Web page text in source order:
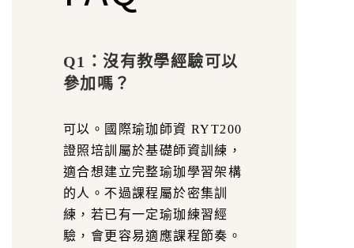
Q1：沒有教學經驗可以
參加嗎？
可以。國際瑜珈師資 RYT200
證照培訓屬於基礎師資訓練，
適合想建立完整瑜珈學習架構
的人。不過課程屬於密集訓
練，若已有一定瑜珈練習經
驗，會更容易適應課程節奏。